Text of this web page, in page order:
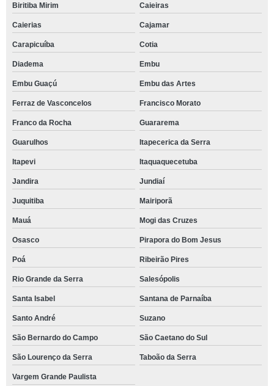
Biritiba Mirim Caieiras
Caierias Cajamar
Carapicuíba Cotia
Diadema Embu
Embu Guaçú Embu das Artes
Ferraz de Vasconcelos Francisco Morato
Franco da Rocha Guararema
Guarulhos Itapecerica da Serra
Itapevi Itaquaquecetuba
Jandira Jundiaí
Juquitiba Mairiporã
Mauá Mogi das Cruzes
Osasco Pirapora do Bom Jesus
Poá Ribeirão Pires
Rio Grande da Serra Salesópolis
Santa Isabel Santana de Parnaíba
Santo André Suzano
São Bernardo do Campo São Caetano do Sul
São Lourenço da Serra Taboão da Serra
Vargem Grande Paulista